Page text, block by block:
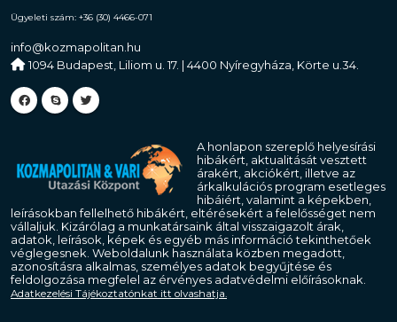
Ügyeleti szám: +36 (30) 4466-071
info@kozmapolitan.hu
1094 Budapest, Liliom u. 17. | 4400 Nyíregyháza, Körte u.34.
A honlapon szereplő helyesírási
hibákért, aktualitását vesztett
árakért, akciókért, illetve az
árkalkulációs program esetleges
hibáiért, valamint a képekben,
leírásokban fellelhető hibákért, eltérésekért a felelősséget nem
vállaljuk. Kizárólag a munkatársaink által visszaigazolt árak,
adatok, leírások, képek és egyéb más információ tekinthetőek
véglegesnek. Weboldalunk használata közben megadott,
azonosításra alkalmas, személyes adatok begyűjtése és
feldolgozása megfelel az érvényes adatvédelmi előírásoknak.
Adatkezelési Tájékoztatónkat itt olvashatja.